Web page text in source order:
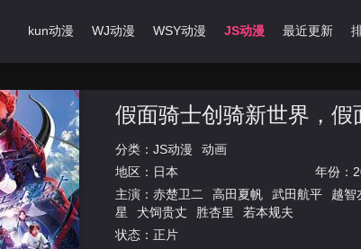
Ikun动漫 WJ动漫 WSY动漫 JS动漫 最近更新
假面骑士创骑新世界，
分类： JS动漫
动画
地区： 日本 年份：
主演： 赤楚卫二 高田夏帆 武田航平 越智
星
犬饲贵丈 胜杏里
若本规夫
状态：正片